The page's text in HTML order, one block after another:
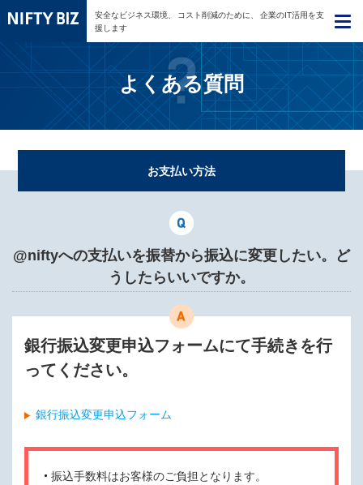
安全なビジネス環境、 コスト削減のために、
企業のIT活用を支
援します
よくある質問
お支払い方法
@niftyへの支払いを振替から振込に変更したい。ど
うしたらいいですか。
銀行振込変更申込フォームにて手続きを行
ってください。
銀行振込変更申込フォーム
振込手数料はお客様のご負担となります。